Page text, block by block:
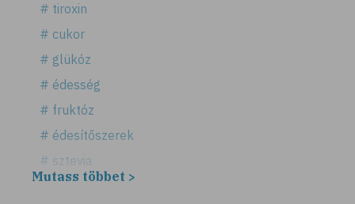
# tiroxin
# cukor
# glükóz
# édesség
# fruktóz
# édesítőszerek
# sztevia
# fogadalom
Mutass többet >